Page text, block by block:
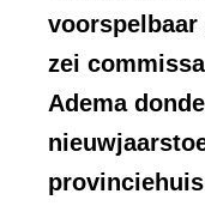
zei
Adema